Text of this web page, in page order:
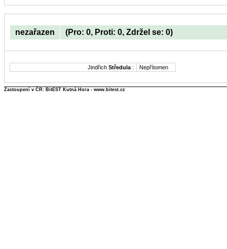
nezařazen (Pro: 0, Proti: 0, Zdržel se: 0)
Jindřich Středula : Nepřítomen
Zastoupení v ČR: BitEST Kutná Hora - www.bitest.cz